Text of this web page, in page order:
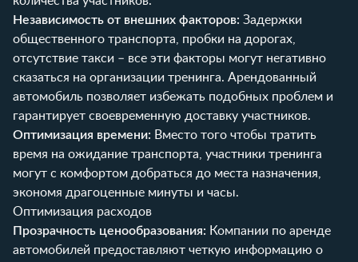
Независимость от внешних факторов: Задержки
общественного транспорта, пробки на дорогах,
отсутствие такси – все эти факторы могут негативно
сказаться на организации тренинга. Арендованный
автомобиль позволяет избежать подобных проблем и
гарантирует своевременную доставку участников.
Оптимизация времени: Вместо того чтобы тратить
время на ожидание транспорта, участники тренинга
могут с комфортом добраться до места назначения,
экономя драгоценные минуты и часы.
Оптимизация расходов
Прозрачность ценообразования: Компании по аренде
автомобилей предоставляют четкую информацию о